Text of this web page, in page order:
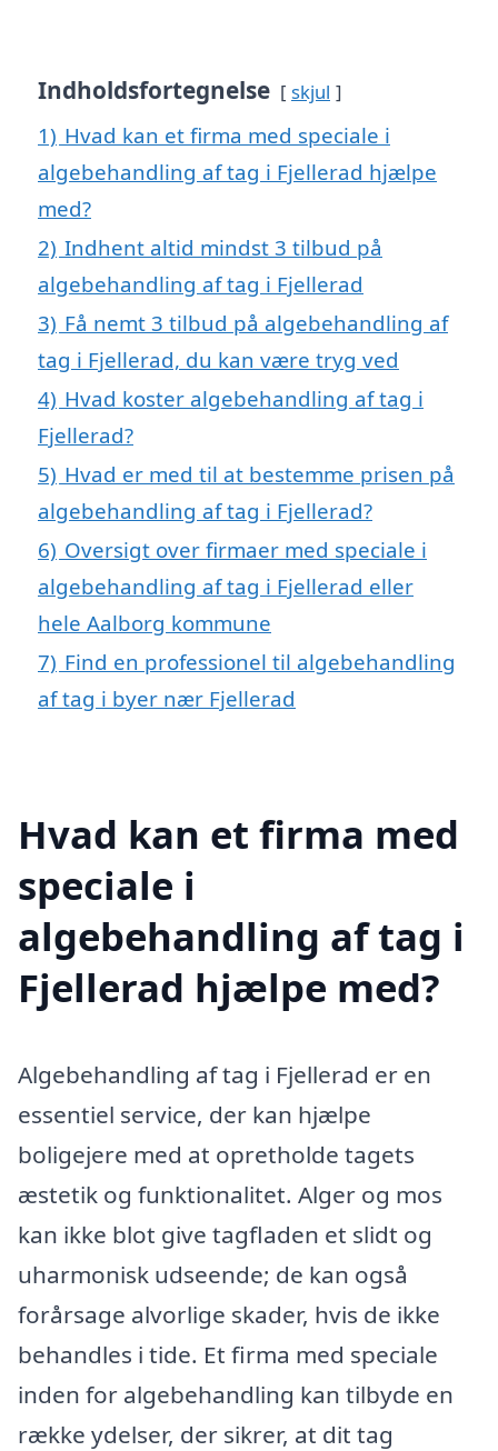
Indholdsfortegnelse skjul
1) Hvad kan et firma med speciale i
algebehandling af tag i Fjellerad hjælpe
med?
2) Indhent altid mindst 3 tilbud på
algebehandling af tag i Fjellerad
3) Få nemt 3 tilbud på algebehandling af
tag i Fjellerad, du kan være tryg ved
4) Hvad koster algebehandling af tag i
Fjellerad?
5) Hvad er med til at bestemme prisen på
algebehandling af tag i Fjellerad?
6) Oversigt over firmaer med speciale i
algebehandling af tag i Fjellerad eller
hele Aalborg kommune
7) Find en professionel til algebehandling
af tag i byer nær Fjellerad
Hvad kan et firma med
speciale i
algebehandling af tag i
Fjellerad hjælpe med?
Algebehandling af tag i Fjellerad er en
essentiel service, der kan hjælpe
boligejere med at opretholde tagets
æstetik og funktionalitet. Alger og mos
kan ikke blot give tagfladen et slidt og
uharmonisk udseende; de kan også
forårsage alvorlige skader, hvis de ikke
behandles i tide. Et firma med speciale
inden for algebehandling kan tilbyde en
række ydelser, der sikrer, at dit tag